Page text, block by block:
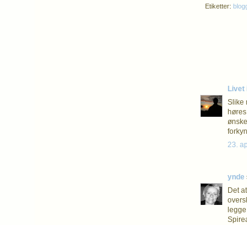
Etiketter:
Livet
Slike
23.
ynde
Det